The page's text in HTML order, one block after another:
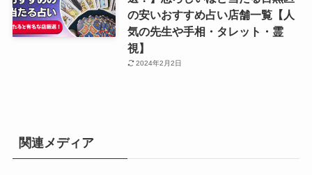
の安いおすすめ占い店舗一覧【人
気の先生や手相・タレット・霊
視】
2024年2月2日
関連メディア